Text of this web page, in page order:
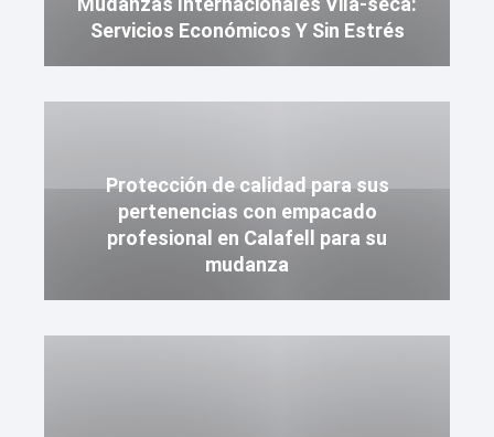
Servicios Económicos Y Sin Estrés
Protección de calidad para sus
pertenencias con empacado
profesional en Calafell para su
mudanza